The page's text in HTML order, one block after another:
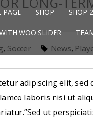
PAGE SHOP SHOP
WOO SLIDER
, Soccer News,
adipiscing elit,
laboris nisi ut
ut